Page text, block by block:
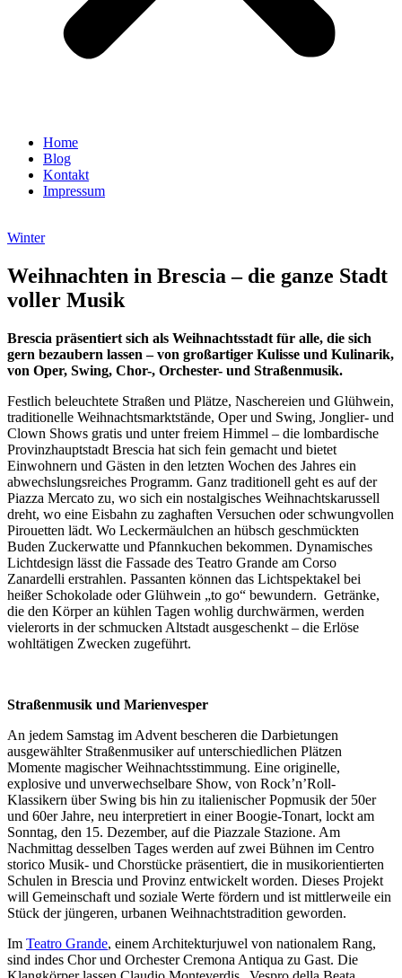
Home
Blog
Kontakt
Impressum
Winter
Weihnachten in Brescia – die ganze Stadt
voller Musik
Brescia präsentiert sich als Weihnachtsstadt für alle, die sich
gern bezaubern lassen – von großartiger Kulisse und Kulinarik,
von Oper, Swing, Chor-, Orchester- und Straßenmusik.
Festlich beleuchtete Straßen und Plätze, Naschereien und Glühwein,
traditionelle Weihnachtsmarktstände, Oper und Swing, Jonglier- und
Clown Shows gratis und unter freiem Himmel – die lombardische
Provinzhauptstadt Brescia hat sich fein gemacht und bietet
Einwohnern und Gästen in den letzten Wochen des Jahres ein
abwechslungsreiches Programm. Ganz traditionell geht es auf der
Piazza Mercato zu, wo sich ein nostalgisches Weihnachtskarussell
dreht, wo eine Eisbahn zu zaghaften Versuchen oder schwungvollen
Pirouetten lädt. Wo Leckermäulchen an hübsch geschmückten
Buden Zuckerwatte und Pfannkuchen bekommen. Dynamisches
Lichtdesign lässt die Fassade des Teatro Grande am Corso
Zanardelli erstrahlen. Passanten können das Lichtspektakel bei
heißer Schokolade oder Glühwein „to go“ bewundern. Getränke,
die den Körper an kühlen Tagen wohlig durchwärmen, werden
vielerorts in der schmucken Altstadt ausgeschenkt – die Erlöse
wohltätigen Zwecken zugeführt.
Straßenmusik und Marienvesper
An jedem Samstag im Advent bescheren die Darbietungen
ausgewählter Straßenmusiker auf unterschiedlichen Plätzen
Momente magischer Weihnachtsstimmung. Eine originelle,
explosive und unverwechselbare Show, von Rock’n’Roll-
Klassikern über Swing bis hin zu italienischer Popmusik der 50er
und 60er Jahre, neu interpretiert in einer Boogie-Tonart, lockt am
Sonntag, den 15. Dezember, auf die Piazzale Stazione. Am
Nachmittag desselben Tages werden auf zwei Bühnen im Centro
storico Musik- und Chorstücke präsentiert, die in musikorientierten
Schulen in Brescia und Provinz entwickelt worden. Dieses Projekt
will Gemeinschaft und soziale Werte fördern und ist mittlerweile ein
Stück der jüngeren, urbanen Weihnachtstradition geworden.
Im Teatro Grande, einem Architekturjuwel von nationalem Rang,
sind indes Chor und Orchester Cremona Antiqua zu Gast. Die